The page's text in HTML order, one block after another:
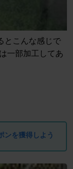
とこんな感じで
一部加工してあ
ンを獲得しよう